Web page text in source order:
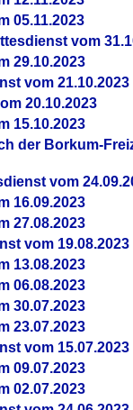
05.11.2023
vom
29.10.2023
vom 21.10.2023
20.10.2023
15.10.2023
der Borkum-
vom
16.09.2023
27.08.2023
vom 19.08.2023
13.08.2023
06.08.2023
30.07.2023
23.07.2023
vom 15.07.2023
09.07.2023
02.07.2023